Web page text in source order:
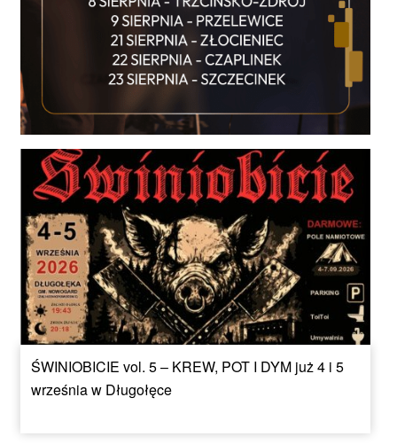
ŚWINIOBICIE vol. 5 – KREW, POT I DYM już 4 i 5
września w Długołęce